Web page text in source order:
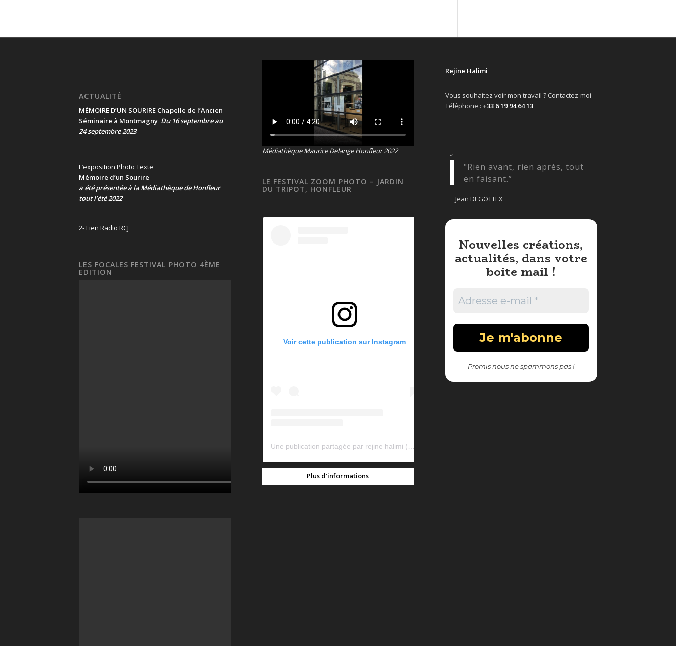
ACTUALITÉ
MÉMOIRE D’UN SOURIRE Chapelle de l’Ancien
Séminaire à Montmagny Du 16 septembre au
24 septembre 2023
L’exposition Photo Texte
Mémoire d’un Sourire
a été présentéeà la Médiathèque de Honfleur
tout l’été 2022
2- Lien Radio RCJ
LES FOCALES FESTIVAL PHOTO 4ÈME
EDITION
Médiathèque Maurice Delange Honfleur 2022
LE FESTIVAL ZOOM PHOTO – JARDIN
DU TRIPOT, HONFLEUR
Voir cette publication sur Instagram
Plus d’informations
Rejine Halimi
Vous souhaitez voir mon travail ? Contactez-moi
Téléphone : +33 6 19 94 64 13
“
"Rien avant, rien après, tout
en faisant.”
Jean DEGOTTEX
Nouvelles créations,
actualités, dans votre
boite mail !
Promis nous ne spammons pas !